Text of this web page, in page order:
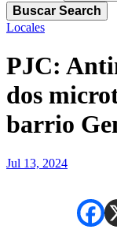
Buscar Search
Locales
PJC:
dos
barrio
Jul 13, 2024